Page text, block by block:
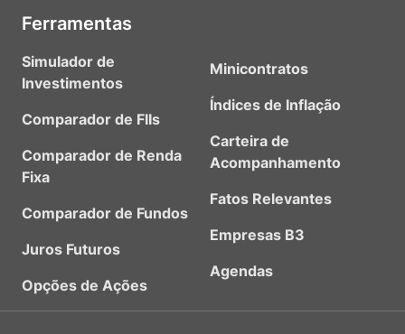
Ferramentas
Simulador de
Investimentos
Comparador de FIIs
Comparador de Renda
Fixa
Comparador de Fundos
Juros Futuros
Opções de Ações
Minicontratos
Índices de Inflação
Carteira de
Acompanhamento
Fatos Relevantes
Empresas B3
Agendas